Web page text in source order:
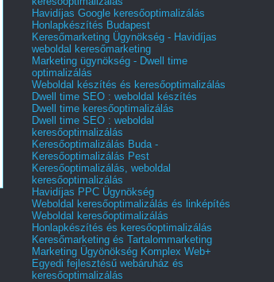
Havidíjas Google keresőoptimalizálás
Honlapkészítés Budapest
Keresőmarketing Ügynökség - Havidíjas
weboldal keresőmarketing
Marketing ügynökség - Dwell time
optimalizálás
Weboldal készítés és keresőoptimalizálás
Dwell time SEO : weboldal készítés
Dwell time keresőoptimalizálás
Dwell time SEO : weboldal
keresőoptimalizálás
Keresőoptimalizálás Buda -
Keresőoptimalizálás Pest
Keresőoptimalizálás, weboldal
keresőoptimalizálás
Havidíjas PPC Ügynökség
Weboldal keresőoptimalizálás és linképítés
Weboldal keresőoptimalizálás
Honlapkészítés és keresőoptimalizálás
Keresőmarketing és Tartalommarketing
Marketing Ügyönökség Komplex Web+
Egyedi fejlesztésű webáruház és
keresőoptimalizálás